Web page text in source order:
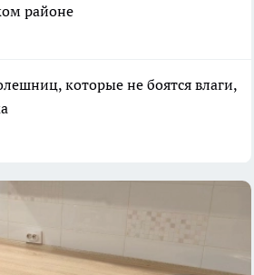
районе
которые не боятся влаги,